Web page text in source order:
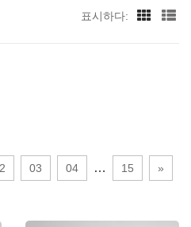
표시하다:
03 04 … 15 »